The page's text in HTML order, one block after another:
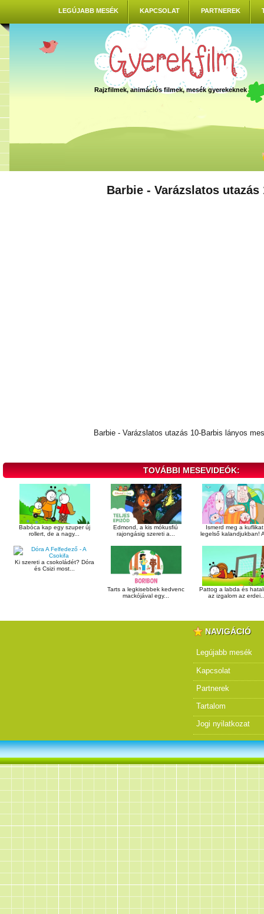
LEGÚJABB MESÉK KAPCSOLAT PARTNEREK
Rajzfilmek, animációs filmek, mesék gyerekeknek
Barbie - Varázslatos utazás
Barbie - Varázslatos utazás 10-Barbis lányos
TOVÁBBI MESEVIDEÓK:
Babóca kap egy szuper új
rollert, de a nagy...
Edmond, a kis mókusfiú
rajongásig szereti a...
Ismerd meg a
legelső kalandjukban!
Ki szereti a csokoládét? Dóra
és Csizi most...
Tarts a legkisebbek kedvenc
mackójával egy...
Pattog a labda és
az izgalom az
NAVIGÁCIÓ
Legújabb mesék
Kapcsolat
Partnerek
Tartalom
Jogi nyilatkozat